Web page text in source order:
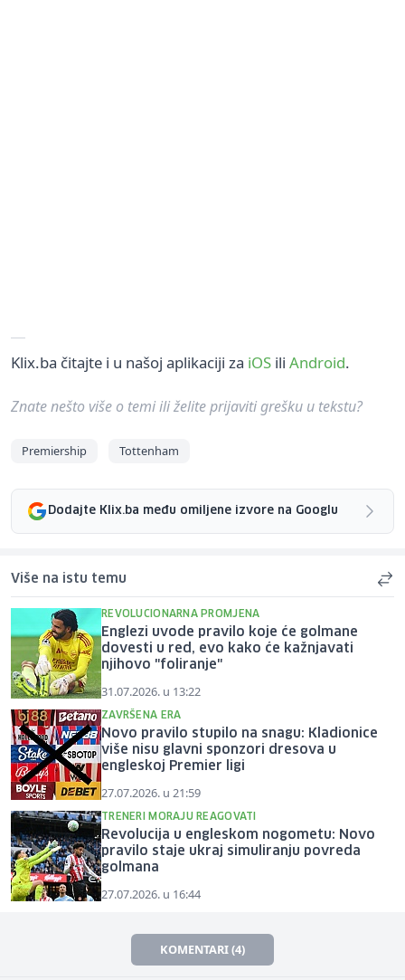
Klix.ba čitajte i u našoj aplikaciji za iOS ili Android.
Znate nešto više o temi ili želite prijaviti grešku u tekstu?
Premiership Tottenham
Dodajte Klix.ba među omiljene izvore na Googlu
Više na istu temu
REVOLUCIONARNA PROMJENA
Englezi uvode pravilo koje će golmane
dovesti u red, evo kako će kažnjavati
njihovo "foliranje"
31.07.2026. u 13:22
ZAVRŠENA ERA
Novo pravilo stupilo na snagu: Kladionice
više nisu glavni sponzori dresova u
engleskoj Premier ligi
27.07.2026. u 21:59
TRENERI MORAJU REAGOVATI
Revolucija u engleskom nogometu: Novo
pravilo staje ukraj simuliranju povreda
golmana
27.07.2026. u 16:44
KOMENTARI (4)